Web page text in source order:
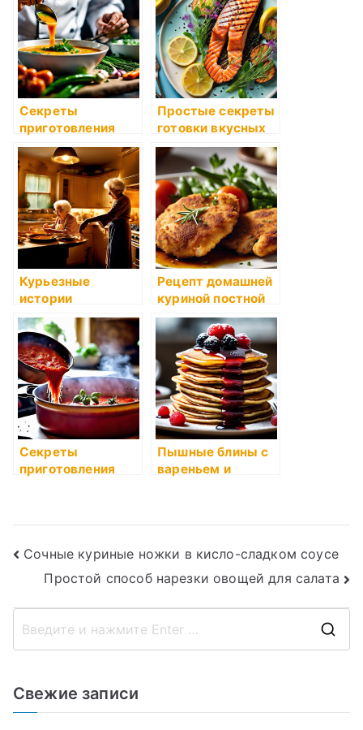
Секреты
приготовления
ароматного супа-
пюре
Простые секреты
готовки вкусных
обедов на каждый
день
Курьезные
истории
случайных
открытий
рецептов
Рецепт домашней
куриной постной
котлеты
Секреты
приготовления
Пышные блины с
вареньем и
Навигация
записям
Сочные куриные ножки в кисло-сладком соусе
Простой способ нарезки овощей для салата
Свежие записи